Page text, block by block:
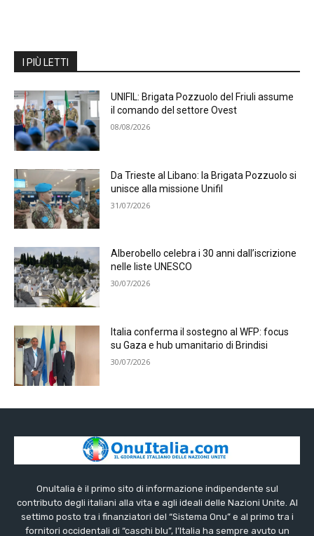
I PIÙ LETTI
UNIFIL: Brigata Pozzuolo del Friuli assume
il comando del settore Ovest
08/08/2026
Da Trieste al Libano: la Brigata Pozzuolo si
unisce alla missione Unifil
31/07/2026
Alberobello celebra i 30 anni dall’iscrizione
nelle liste UNESCO
30/07/2026
Italia conferma il sostegno al WFP: focus
su Gaza e hub umanitario di Brindisi
30/07/2026
OnuItalia è il primo sito di informazione indipendente sul
contributo degli italiani alla vita e agli ideali delle Nazioni Unite. Al
settimo posto tra i finanziatori del “Sistema Onu” e al primo tra i
fornitori occidentali di “caschi blu”, l’Italia ha sempre avuto un